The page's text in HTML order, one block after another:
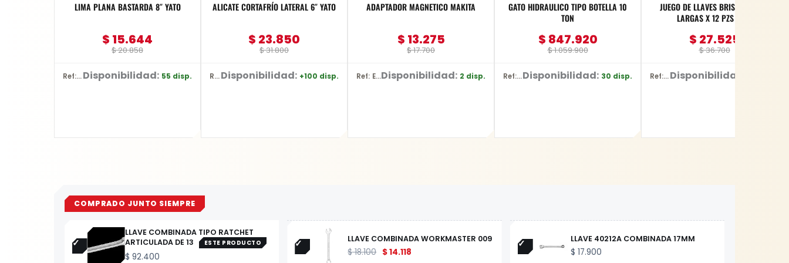
LIMA PLANA BASTARDA 8″ YATO
$20.858
$ 15.644
Ref: YT-62229Disponibilidad: 55 disp.
ALICATE CORTAFRÍO LATERAL 6″ YATO
$31.800
$ 23.850
Ref: YT-2036Disponibilidad: +100 disp.
ADAPTADOR MAGNETICO MAKITA
$17.700
$ 13.275
Ref: E-03442Disponibilidad: 2 disp.
GATO HIDRAULICO TIPO BOTELLA 10
TON
$1.059.900
$ 847.920
Ref: BR10Disponibilidad: 30 disp.
JUEGO DE LLAVES BRISTOL EXTRA
LARGAS X 12 PZS YATO
$36.700
$ 27.525
Ref: YT-5836Disponibilidad:
COMPRADO JUNTO SIEMPRE
LLAVE COMBINADA TIPO RATCHET
ARTICULADA DE 13
ESTE PRODUCTO
$ 92.400
LLAVE COMBINADA WORKMASTER 009
$18.100 $14.118
LLAVE 40212A COMBINADA 17MM
$ 17.900